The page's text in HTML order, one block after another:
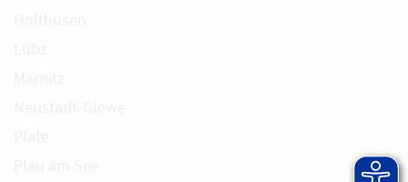
Holthusen
Lübz
Marnitz
Neustadt-Glewe
Plate
Plau am See